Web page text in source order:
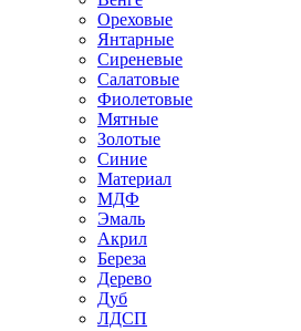
Ореховые
Янтарные
Сиреневые
Салатовые
Фиолетовые
Мятные
Золотые
Синие
Материал
МДФ
Эмаль
Акрил
Береза
Дерево
Дуб
ЛДСП